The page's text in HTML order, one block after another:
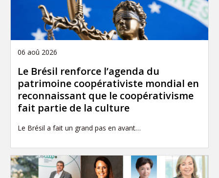
06 aoû 2026
Le Brésil renforce l’agenda du
patrimoine coopérativiste mondial en
reconnaissant que le coopérativisme
fait partie de la culture
Le Brésil a fait un grand pas en avant…